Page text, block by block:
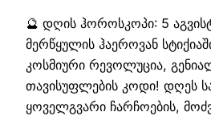
🔮 დღის ჰოროსკოპი: 5
მერწყულის ჰაეროვან
კოსმიური რევოლუცია,
თავისუფლების კოდი! დღეს
ყოველგვარი ჩარჩოების,